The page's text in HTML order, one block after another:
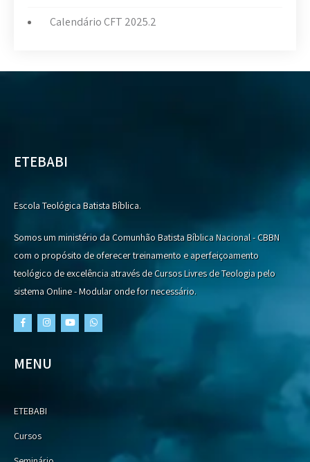
Calendário CFT 2025.2
ETEBABI
Escola Teológica Batista Bíblica.
Somos um ministério da Comunhão Batista Bíblica Nacional - CBBN
com o propósito de oferecer treinamento e aperfeiçoamento
teológico de excelência através de Cursos Livres de Teologia pelo
sistema Online - Modular onde for necessário.
MENU
ETEBABI
Cursos